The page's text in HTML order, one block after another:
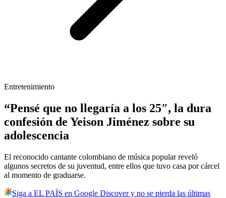
Entretenimiento
“Pensé que no llegaría a los 25″, la dura
confesión de Yeison Jiménez sobre su
adolescencia
El reconocido cantante colombiano de música popular reveló
algunos secretos de su juventud, entre ellos que tuvo casa por cárcel
al momento de graduarse.
Siga a EL PAÍS en Google Discover y no se pierda las últimas